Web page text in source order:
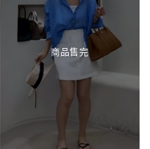
商品售完